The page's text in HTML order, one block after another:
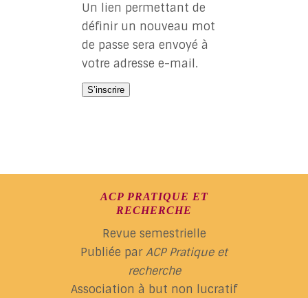
Un lien permettant de
définir un nouveau mot
de passe sera envoyé à
votre adresse e-mail.
S’inscrire
ACP PRATIQUE ET
RECHERCHE
Revue semestrielle
Publiée parACP Pratique et
recherche
Association à but non lucratif